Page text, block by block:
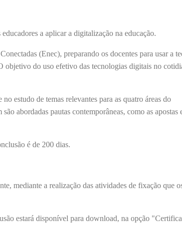
educadores a aplicar a digitalização na educação.
(Enec), preparando os docentes para usar a
objetivo do uso efetivo das tecnologias digitais no
estudo de temas relevantes para as quatro áreas do
abordadas pautas contemporâneas, como as apostas
é de 200 dias.
mediante a realização das atividades de fixação que
estará disponível para download, na opção